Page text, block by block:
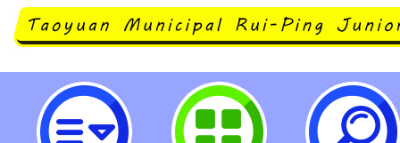
轉知客家委員會辦理「112中小學
賽－客語對話能力試辦計畫」1份